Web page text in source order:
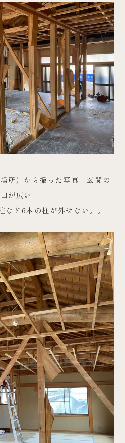
所）から撮った写真 玄関の
が広い
など6本の柱が外せない。。